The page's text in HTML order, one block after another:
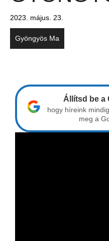
2023. május. 23.
Gyöngyös Ma
Állítsd be a
hogy híreink
meg a